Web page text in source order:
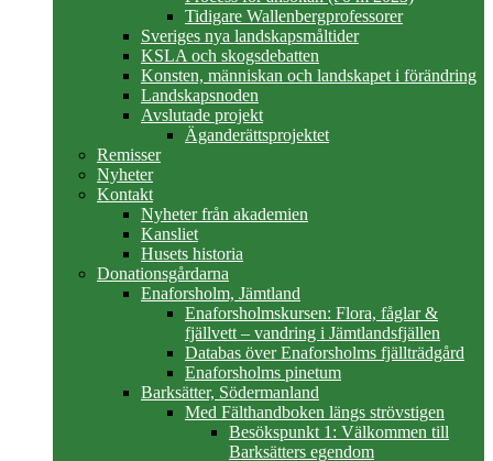
Tidigare Wallenbergprofessorer
Sveriges nya landskapsmåltider
KSLA och skogsdebatten
Konsten, människan och landskapet i förändring
Landskapsnoden
Avslutade projekt
Äganderättsprojektet
Remisser
Nyheter
Kontakt
Nyheter från akademien
Kansliet
Husets historia
Donationsgårdarna
Enaforsholm, Jämtland
Enaforsholmskursen: Flora, fåglar &
fjällvett – vandring i Jämtlandsfjällen
Databas över Enaforsholms fjällträdgård
Enaforsholms pinetum
Barksätter, Södermanland
Med Fälthandboken längs strövstigen
Besökspunkt 1: Välkommen till
Barksätters egendom